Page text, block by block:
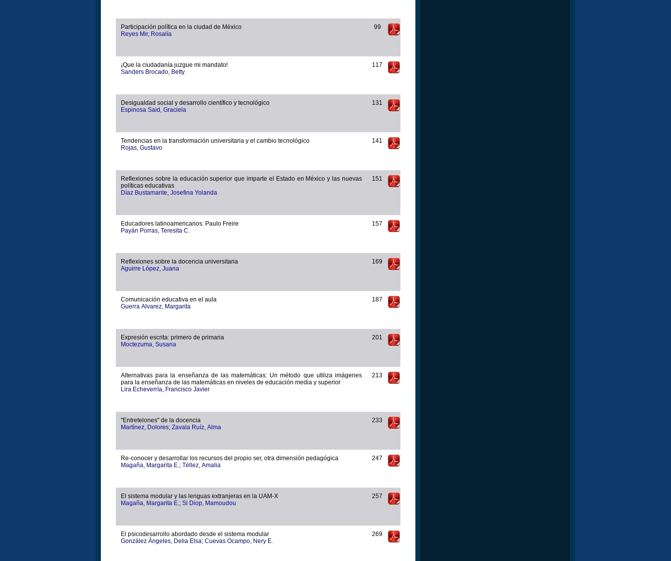
Participación política en la ciudad de México
Reyes Mir, Rosalía
99
¡Que la ciudadanía juzgue mi mandato!
Sanders Brocado, Betty
117
Desigualdad social y desarrollo científico y tecnológico
Espinosa Said, Graciela
131
Tendencias en la transformación universitaria y el cambio tecnológico
Rojas, Gustavo
141
Reflexiones sobre la educación superior que imparte el Estado en México y las nuevas
políticas educativas
Díaz Bustamante, Josefina Yolanda
151
Educadores latinoamericanos: Paulo Freire
Payán Porras, Teresita C.
157
Reflexiones sobre la docencia universitaria
Aguirre López, Juana
169
Comunicación educativa en el aula
Guerra Alvarez, Margarita
187
Expresión escrita: primero de primaria
Moctezuma, Susana
201
Alternativas para la enseñanza de las matemáticas: Un método que utiliza imágenes
para la enseñanza de las matemáticas en niveles de educación media y superior
Lira Echeverría, Francisco Javier
213
"Entretelones" de la docencia
Martínez, Dolores; Zavala Ruíz, Alma
233
Re-conocer y desarrollar los recursos del propio ser, otra dimensión pedagógica
Magaña, Margarita E. ; Téllez, Amalia
247
El sistema modular y las lenguas extranjeras en la UAM-X
Magaña, Margarita E. ; Si Diop, Mamoudou
257
El psicodesarrollo abordado desde el sistema modular
González Ángeles, Delia Elsa; Cuevas Ocampo, Nery E.
269